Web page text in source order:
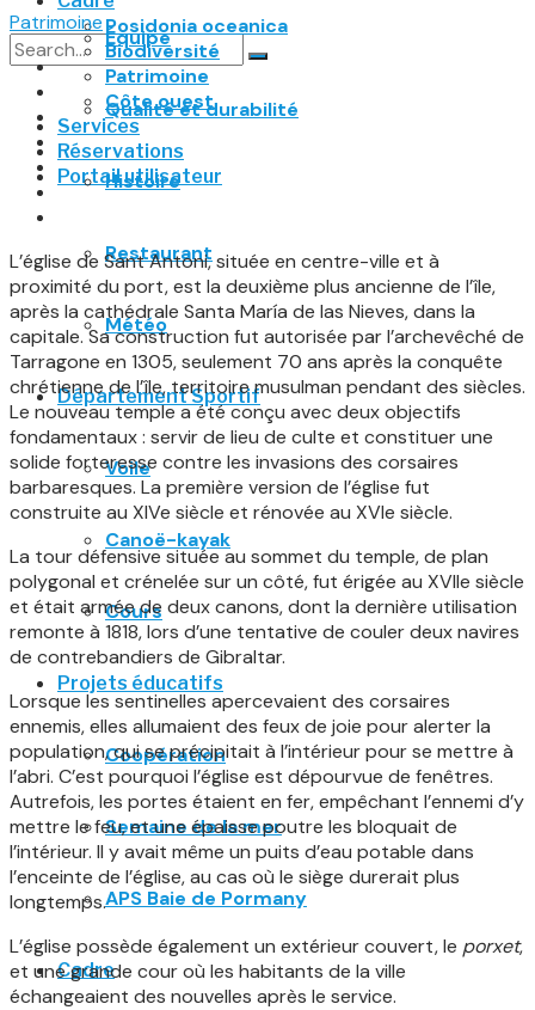
No Result
View All Result
Posidonia oceanica
Biodiversité
Patrimoine
Côte ouest
Services
Réservations
Portail utilisateur
Équipe
Qualité et durabilité
Histoire
Restaurant
Météo
Département Sportif
Voile
Canoë-kayak
Cours
Projets éducatifs
Coopération
Semaine de la mer
APS Baie de Pormany
Cadre
Patrimoine
L’église de Sant Antoni, située en centre-ville et à
proximité du port, est la deuxième plus ancienne de l’île,
après la cathédrale Santa María de las Nieves, dans la
capitale. Sa construction fut autorisée par l’archevêché de
Tarragone en 1305, seulement 70 ans après la conquête
chrétienne de l’île, territoire musulman pendant des siècles.
Le nouveau temple a été conçu avec deux objectifs
fondamentaux : servir de lieu de culte et constituer une
solide forteresse contre les invasions des corsaires
barbaresques. La première version de l’église fut
construite au XIVe siècle et rénovée au XVIe siècle.
La tour défensive située au sommet du temple, de plan
polygonal et crénelée sur un côté, fut érigée au XVIIe siècle
et était armée de deux canons, dont la dernière utilisation
remonte à 1818, lors d’une tentative de couler deux navires
de contrebandiers de Gibraltar.
Lorsque les sentinelles apercevaient des corsaires
ennemis, elles allumaient des feux de joie pour alerter la
population, qui se précipitait à l’intérieur pour se mettre à
l’abri. C’est pourquoi l’église est dépourvue de fenêtres.
Autrefois, les portes étaient en fer, empêchant l’ennemi d’y
mettre le feu, et une épaisse poutre les bloquait de
l’intérieur. Il y avait même un puits d’eau potable dans
l’enceinte de l’église, au cas où le siège durerait plus
longtemps.
L’église possède également un extérieur couvert, le porxet,
et une grande cour où les habitants de la ville
échangeaient des nouvelles après le service.